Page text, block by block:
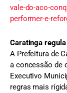
vale-do-aco-
performer-e-
Caratinga
A Prefeitura de
a concessão de
Executivo
regras mais